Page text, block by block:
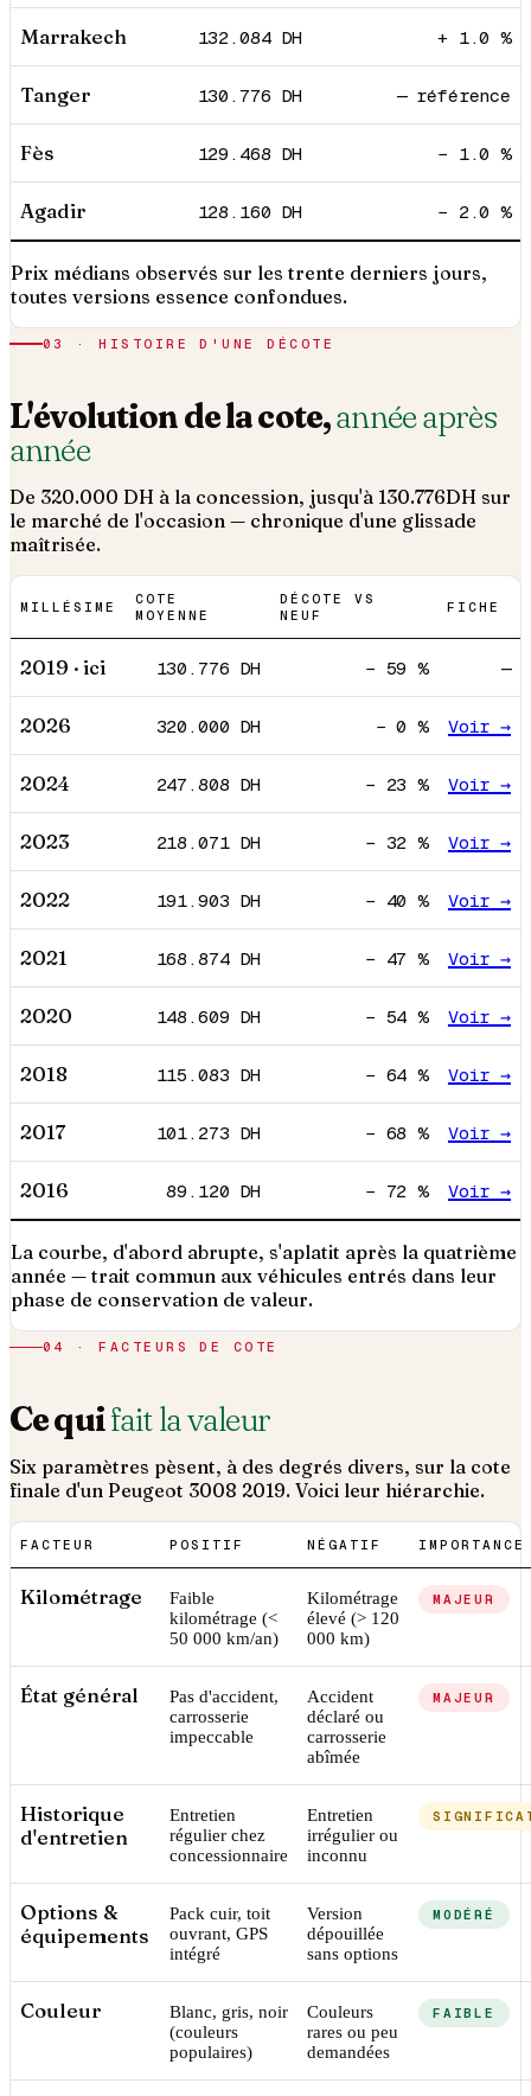
Marrakech 132.084DH + 1.0 %
Tanger 130.776 DH — référence
Fès 129.468 DH − 1.0 %
Agadir 128.160 DH − 2.0 %
Prix médians observés sur les trente derniers jours,
toutes versions essence confondues.
03 · HISTOIRE D'UNE DÉCOTE
L'évolution de la cote,année après
année
De 320.000 DH à la concession, jusqu'à 130.776DH sur
le marché de l'occasion — chronique d'une glissade
maîtrisée.
MILLÉSIME
COTE
MOYENNE
DÉCOTE VS
NEUF
FICHE
2019 · ici 130.776 DH − 59 % —
2026 320.000 DH −0 % Voir →
2024 247.808 DH − 23 % Voir →
2023 218.071DH − 32 % Voir →
2022 191.903 DH − 40 % Voir →
2021 168.874DH − 47 % Voir →
2020 148.609 DH − 54 % Voir →
2018 115.083 DH − 64 % Voir →
2017 101.273 DH − 68 % Voir →
2016 89.120 DH − 72 % Voir →
La courbe, d'abord abrupte, s'aplatit après la quatrième
année — trait commun aux véhicules entrés dans leur
phase de conservation de valeur.
04 · FACTEURS DE COTE
Ce quifait la valeur
Six paramètres pèsent, à des degrés divers, sur la cote
finale d'un Peugeot 3008 2019. Voici leur hiérarchie.
FACTEUR POSITIF NÉGATIF IMPORTANCE
Kilométrage
Faible
kilométrage (<
50 000 km/an)
Kilométrage
élevé (> 120
000 km)
MAJEUR
État général
Pas d'accident,
carrosserie
impeccable
Accident
déclaré ou
carrosserie
abîmée
MAJEUR
Historique
d'entretien
Entretien
régulier chez
concessionnaire
Entretien
irrégulier ou
inconnu
Options &
équipements
Pack cuir, toit
ouvrant, GPS
intégré
Version
dépouillée
sans options
MODÉRÉ
Couleur
Blanc, gris, noir
(couleurs
populaires)
Couleurs
rares ou peu
demandées
FAIBLE